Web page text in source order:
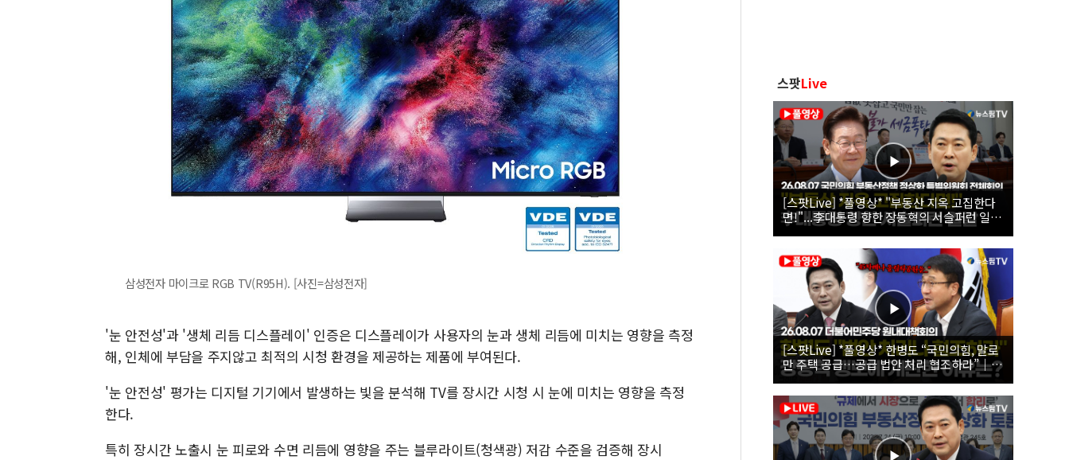
삼성전자 마이크로 RGB TV(R95H). [사진=삼성전자]
'눈 안전성'과 '생체 리듬 디스플레이' 인증은 디스플레이가 사용자의 눈과 생체 리듬에 미치는 영향을 측정
해, 인체에 부담을 주지않고 최적의 시청 환경을 제공하는 제품에 부여된다.
'눈 안전성' 평가는 디지털 기기에서 발생하는 빛을 분석해 TV를 장시간 시청 시 눈에 미치는 영향을 측정
한다.
특히 장시간 노출시 눈 피로와 수면 리듬에 영향을 주는 블루라이트(청색광) 저감 수준을 검증해 장시
스팟Live
[스팟Live] *풀영상* "부동산 지옥 고집한다
면!"...李대통령 향한 장동혁의 서슬퍼런 일갈
| 26.08.07 국민의힘 부동산정책 정상화 특별
위원회 전체회의
[스팟Live] *풀영상* 한병도 “국민의힘, 말로
만 주택 공급…공급 법안 처리 협조하라”｜
26.08.07 더불어민주당 원내대책회의